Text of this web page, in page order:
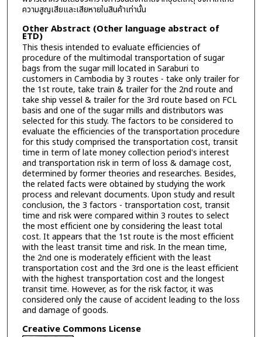
ความสูญเสียและเสียหายในสินค้าเท่านั้น
Other Abstract (Other language abstract of
ETD)
This thesis intended to evaluate efficiencies of
procedure of the multimodal transportation of sugar
bags from the sugar mill located in Saraburi to
customers in Cambodia by 3 routes - take only trailer for
the 1st route, take train & trailer for the 2nd route and
take ship vessel & trailer for the 3rd route based on FCL
basis and one of the sugar mills and distributors was
selected for this study. The factors to be considered to
evaluate the efficiencies of the transportation procedure
for this study comprised the transportation cost, transit
time in term of late money collection period's interest
and transportation risk in term of loss & damage cost,
determined by former theories and researches. Besides,
the related facts were obtained by studying the work
process and relevant documents. Upon study and result
conclusion, the 3 factors - transportation cost, transit
time and risk were compared within 3 routes to select
the most efficient one by considering the least total
cost. It appears that the 1st route is the most efficient
with the least transit time and risk. In the mean time,
the 2nd one is moderately efficient with the least
transportation cost and the 3rd one is the least efficient
with the highest transportation cost and the longest
transit time. However, as for the risk factor, it was
considered only the cause of accident leading to the loss
and damage of goods.
Creative Commons License